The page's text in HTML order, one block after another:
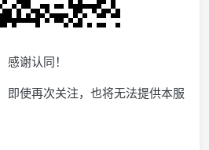
谢认同！
即使再次关注，也将无法提供本服